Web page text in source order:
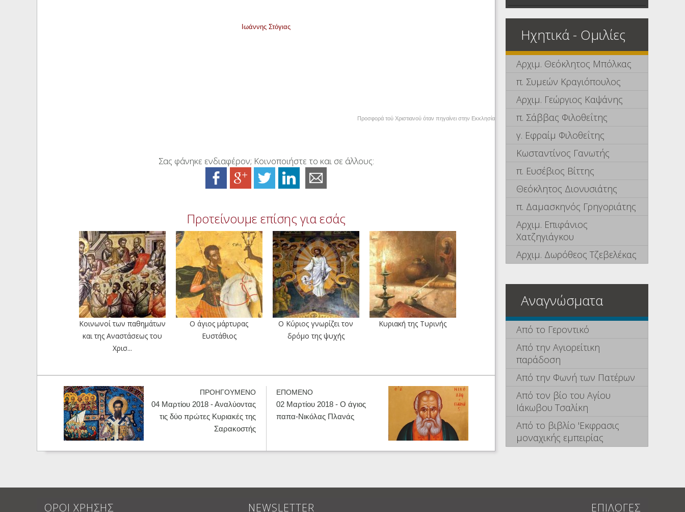
Ιωάννης Στόγιας
Προσφορά τού Χριστιανού όταν πηγαίνει στην Εκκλησία
Σας φάνηκε ενδιαφέρον; Κοινοποιήστε το και σε άλλους:
Προτείνουμε επίσης για εσάς
Κοινωνοί των παθημάτων
και της Αναστάσεως του
Χρισ...
Ο άγιος μάρτυρας
Ευστάθιος
Ο Κύριος γνωρίζει τον
δρόμο της ψυχής
Κυριακή της Τυρινής
ΠΡΟΗΓΟΥΜΕΝΟ
04 Μαρτίου 2018 - Αναλύοντας
τις δύο πρώτες Κυριακές της
Σαρακοστής
ΕΠΟΜΕΝΟ
02 Μαρτίου 2018 - Ο άγιος
παπα-Νικόλας Πλανάς
Ηχητικά - Ομιλίες
Αρχιμ. Θεόκλητος Μπόλκας
π. Συμεών Κραγιόπουλος
Αρχιμ. Γεώργιος Καψάνης
π. Σάββας Φιλοθεΐτης
γ. Εφραίμ Φιλοθεΐτης
Κωσταντίνος Γανωτής
π. Ευσέβιος Βίττης
Θεόκλητος Διονυσιάτης
π. Δαμασκηνός Γρηγοριάτης
Αρχιμ. Επιφάνιος
Χατζηγιάγκου
Αρχιμ. Δωρόθεος Τζεβελέκας
Αναγνώσματα
Από το Γεροντικό
Από την Αγιορείτικη
παράδοση
Από την Φωνή των Πατέρων
Από τον βίο του Αγίου
Ιάκωβου Τσαλίκη
Από το βιβλίο 'Εκφρασις
μοναχικής εμπειρίας
ΟΡΟΙ ΧΡΗΣΗΣ NEWSLETTER ΕΠΙΛΟΓΕΣ